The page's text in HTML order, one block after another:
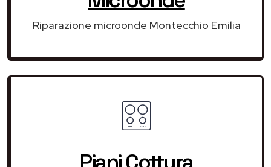
Riparazione microonde Montecchio Emilia